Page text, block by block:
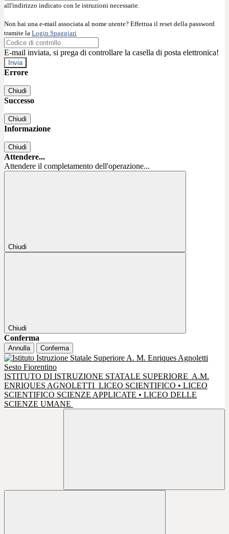
all'indirizzo indicato con le istruzioni necessarie.
Non hai una e-mail associata al nome utente? Effettua il reset della password
tramite la Login Spaggiari
E-mail inviata, si prega di controllare la casella di posta elettronica!
Errore
Chiudi
Successo
Chiudi
Informazione
Chiudi
Attendere...
Attendere il completamento dell'operazione...
Chiudi
Chiudi
Conferma
Annulla Conferma
ISTITUTO DI ISTRUZIONE STATALE SUPERIORE A.M.
ENRIQUES AGNOLETTI LICEO SCIENTIFICO • LICEO
SCIENTIFICO SCIENZE APPLICATE • LICEO DELLE
SCIENZE UMANE